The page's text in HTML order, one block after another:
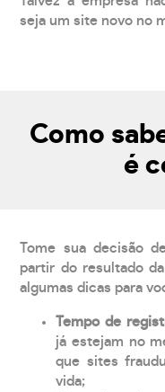
seja um site novo no
Como
é
Tome sua decisão
partir do resultado
algumas dicas para
Tempo de
já estejam no
que sites
vida;